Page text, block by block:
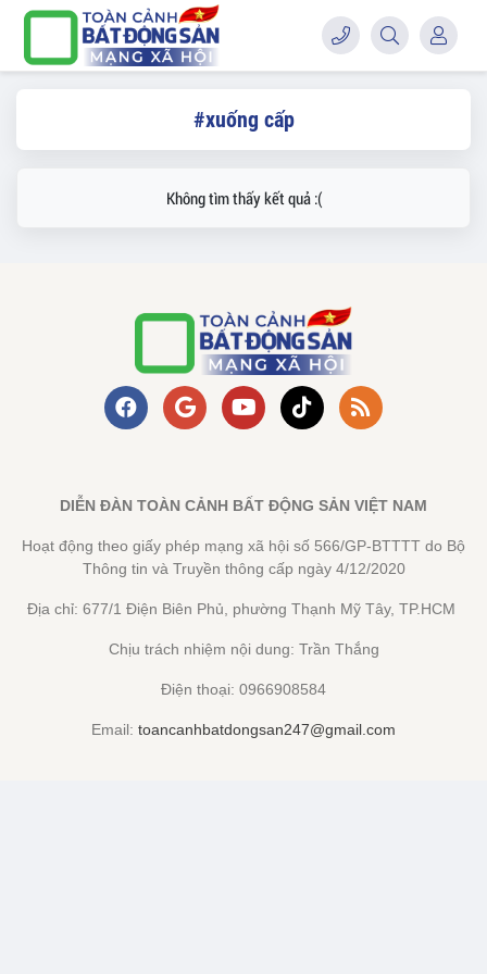
#xuống cấp
Không tìm thấy kết quả :(
DIỄN ĐÀN TOÀN CẢNH BẤT ĐỘNG SẢN VIỆT NAM
Hoạt động theo giấy phép mạng xã hội số 566/GP-BTTTT do Bộ
Thông tin và Truyền thông cấp ngày 4/12/2020
Địa chỉ: 677/1 Điện Biên Phủ, phường Thạnh Mỹ Tây, TP.HCM
Chịu trách nhiệm nội dung: Trần Thắng
Điện thoại: 0966908584
Email: toancanhbatdongsan247@gmail.com